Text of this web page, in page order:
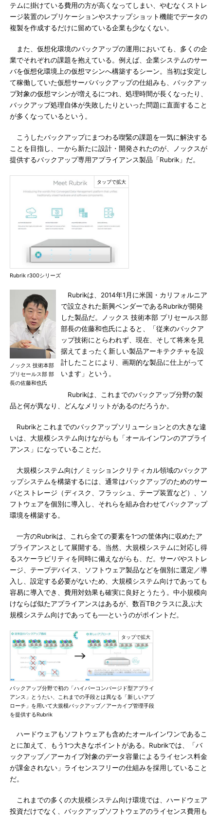
テムに掛けている費用の方が高くなってしまい、やむなくストレ
ージ装置のレプリケーションやスナップショット機能でデータの
複製を作成するだけに留めている企業も少なくない。
また、仮想化環境のバックアップの運用においても、多くの企
業でそれぞれの課題を抱えている。例えば、企業システムのサー
バを仮想化環境上の仮想マシンへ構築するシーン。当初は安定し
て稼働していた仮想サーババックアップの仕組みも、バックアッ
プ対象の仮想マシンが増えるにつれ、処理時間が長くなったり、
バックアップ処理自体が失敗したりといった問題に直面すること
が多くなっているという。
こうしたバックアップにまつわる喫緊の課題を一気に解決する
ことを目指し、一から新たに設計・開発されたのが、ノックスが
提供するバックアップ専用アプライアンス製品「Rubrik」だ。
Rubrik r300シリーズ
ノックス 技術本部
プリセールス部 部
長の佐藤和也氏
Rubrikは、2014年1月に米国・カリフォルニア
で設立された新興ベンダーであるRubrikが開発
した製品だ。ノックス 技術本部 プリセールス部
部長の佐藤和也氏によると、「従来のバックア
ップ技術にとらわれず、現在、そして将来を見
据えてまったく新しい製品アーキテクチャを設
計したことにより、画期的な製品に仕上がって
います」という。
Rubrikは、これまでのバックアップ分野の製
品と何が異なり、どんなメリットがあるのだろうか。
Rubrikとこれまでのバックアップソリューションとの大きな違
いは、大規模システム向けながらも「オールインワンのアプライ
アンス」になっていることだ。
大規模システム向け／ミッションクリティカル領域のバックア
ップシステムを構築するには、通常はバックアップのためのサー
バとストレージ（ディスク、フラッシュ、テープ装置など）、ソ
フトウェアを個別に導入し、それらを組み合わせてバックアップ
環境を構築する。
一方のRubrikは、これら全ての要素を1つの筐体内に収めたア
プライアンスとして展開する。当然、大規模システムに対応し得
るスケーラビリティを同時に備えながらも、だ。サーバやストレ
ージ、テープデバイス、ソフトウェア製品などを個別に選定／導
入し、設定する必要がないため、大規模システム向けであっても
容易に導入でき、費用対効果も確実に良好とうたう。中小規模向
けならば似たアプライアンスはあるが、数百TBクラスに及ぶ大
規模システム向けであっても──というのがポイントだ。
バックアップ分野で初の「ハイパーコンバージド型アプライ
アンス」とうたい、これまでの手段とは異なる「新しいアプ
ローチ」を用いて大規模バックアップ／アーカイブ管理手段
を提供するRubrik
ハードウェアもソフトウェアも含めたオールインワンであるこ
とに加えて、もう1つ大きなポイントがある。Rubrikでは、「バ
ックアップ／アーカイブ対象のデータ容量によるライセンス料金
が課金されない」ライセンスフリーの仕組みを採用していること
だ。
これまでの多くの大規模システム向け環境では、ハードウェア
投資だけでなく、バックアップソフトウェアのライセンス費用も